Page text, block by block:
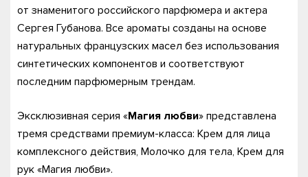
от знаменитого российского парфюмера и актера
Сергея Губанова. Все ароматы созданы на основе
натуральных французских масел без использования
синтетических компонентов и соответствуют
последним парфюмерным трендам.
Эксклюзивная серия «Магия любви» представлена
тремя средствами премиум-класса: Крем для лица
комплексного действия, Молочко для тела, Крем для
рук «Магия любви».